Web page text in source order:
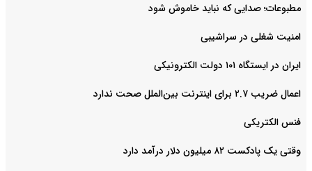
مطبوعات؛ صدایی که نباید خاموش شود
امنیت شغلی در سراشیبی
ایران در ایستگاه ۱۰۱ دولت الکترونیکی
اعمال ضریب ۲.۷ برای اینترنت بین‌الملل صحت ندارد
فنس الکتریکی
وقتی یک پادکست ۸۲ میلیون دلار درآمد دارد